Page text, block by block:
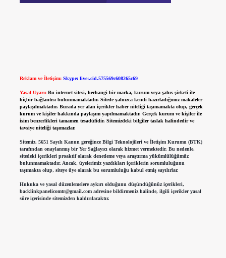
Reklam ve İletişim: Skype: live:.cid.575569c608265c69
Yasal Uyarı: Bu internet sitesi, herhangi bir marka, kurum veya şahıs şirketi ile
hiçbir bağlantısı bulunmamaktadır. Sitede yalnızca kendi hazırladığımız makaleler
paylaşılmaktadır. Burada yer alan içerikler haber niteliği taşımamakta olup, gerçek
kurum ve kişiler hakkında paylaşım yapılmamaktadır. Gerçek kurum ve kişiler ile
isim benzerlikleri tamamen tesadüfidir. Sitemizdeki bilgiler taslak halindedir ve
tavsiye niteliği taşımazlar.
Sitemiz, 5651 Sayılı Kanun gereğince Bilgi Teknolojileri ve İletişim Kurumu (BTK)
tarafından onaylanmış bir Yer Sağlayıcı olarak hizmet vermektedir. Bu nedenle,
sitedeki içerikleri proaktif olarak denetleme veya araştırma yükümlülüğümüz
bulunmamaktadır. Ancak, üyelerimiz yazdıkları içeriklerin sorumluluğunu
taşımakta olup, siteye üye olarak bu sorumluluğu kabul etmiş sayılırlar.
Hukuka ve yasal düzenlemelere aykırı olduğunu düşündüğünüz içerikleri,
backlinkpanelicomtr@gmail.comadresine bildirmeniz halinde, ilgili içerikler yasal
süre içerisinde sitemizden kaldırılacaktır.